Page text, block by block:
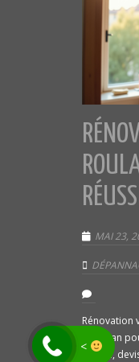
MAI 23,
Rénovation
d'artisan
rapide,
<